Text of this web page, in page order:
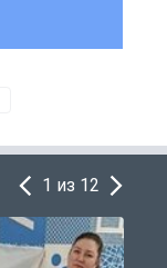
1 из 12